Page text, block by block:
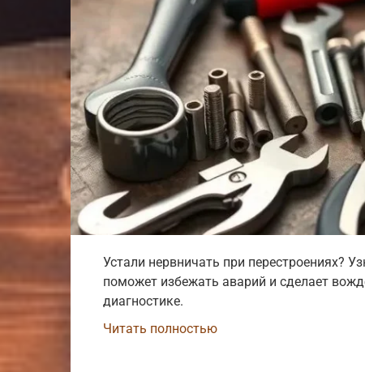
Устали нервничать при перестроениях?
поможет избежать аварий и сделает
диагностике.
Читать полностью